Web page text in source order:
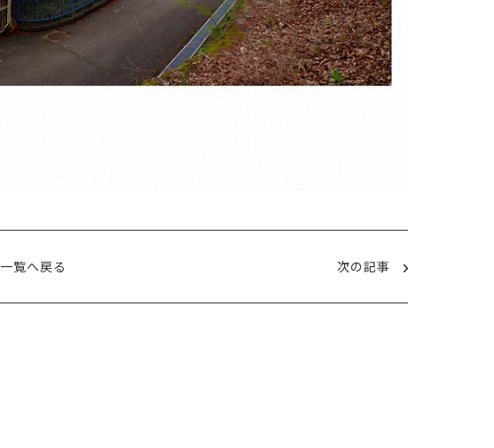
一覧へ戻る 次の記事